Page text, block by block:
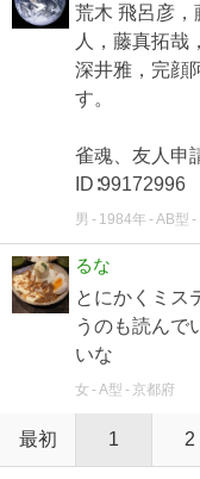
荒木 飛呂彦
人，藤真拓哉
深井雅，完顔
す。
雀魂、友人申
ID∶99172996
男 1984年 AB型
るな
とにかくミス
うのも読んで
いな
女 A型 京都府
最初 1 2